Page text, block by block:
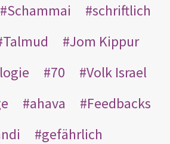
Schammai
schriftlich
Talmud
Jom Kippur
70
Volk Israel
ahava
Feedbacks
gefährlich